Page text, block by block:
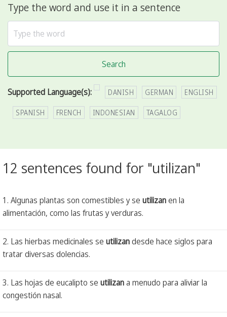
Type the word and use it in a sentence
Search
Supported Language(s): DANISH GERMAN ENGLISH
SPANISH FRENCH INDONESIAN TAGALOG
12 sentences found for "utilizan"
1. Algunas plantas son comestibles y se utilizanen la
alimentación, como las frutas y verduras.
2. Las hierbas medicinales se utilizandesde hace siglos para
tratar diversas dolencias.
3. Las hojas de eucalipto se utilizana menudo para aliviar la
congestión nasal.